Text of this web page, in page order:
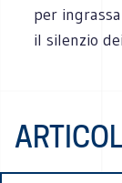
per
il silenzio